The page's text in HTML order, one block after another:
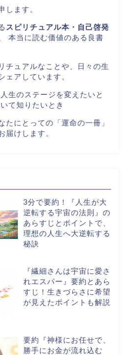
します。
スピリチュアル本・自己啓発
本当に読む価値のある良書
チュアルなことや、日々の生
ェアしています。
生のステージを変えたいと
て知りたいとき
たにとっての「運命の一冊」
届けします。
3分で要約！『人生が大
逆転する宇宙の法則』の
あらすじとポイントで、
理想の人生へ大逆転する
秘訣
『繊細さんは宇宙に愛さ
れエスパー』要約とあら
すじ！生きづらさに希望
が見えたポイントも解説
要約『神様にお任せで、
勝手にお金が流れ込む